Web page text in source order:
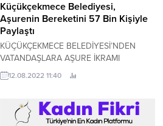
Küçükçekmece Belediyesi,
Aşurenin Bereketini 57 Bin Kişiyle
Paylaştı
KÜÇÜKÇEKMECE BELEDİYESİ’NDEN
VATANDAŞLARA AŞURE İKRAMI
Küçükçekmece Belediyesi, Muharrem ayı
dolayısıyla ilçenin farklı noktalarında
ikramında bulundu.
12.08.2022 11:40